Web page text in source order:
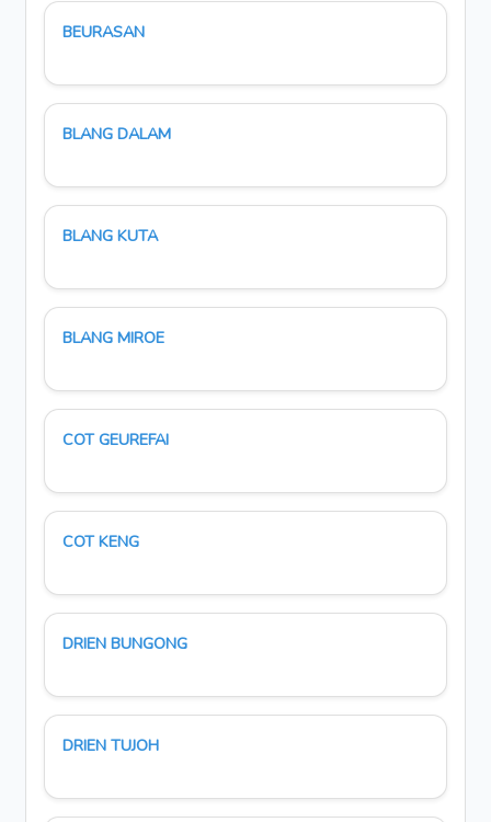
BEURASAN
BLANG DALAM
BLANG KUTA
BLANG MIROE
COT GEUREFAI
COT KENG
DRIEN BUNGONG
DRIEN TUJOH